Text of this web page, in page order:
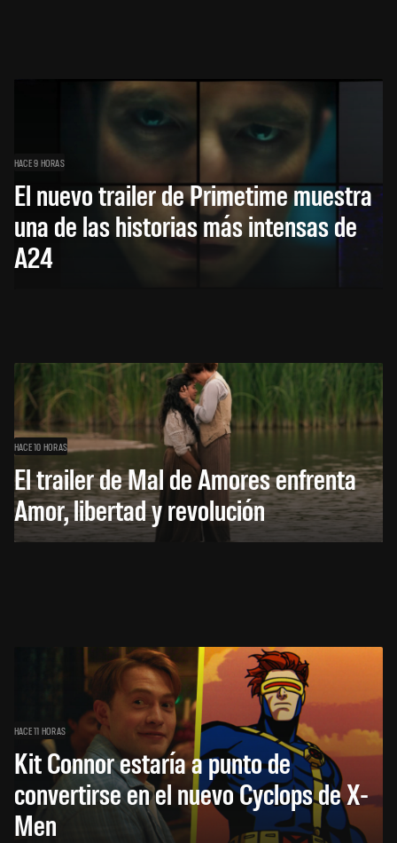
HACE 9 HORAS
El nuevo trailer de Primetime muestra
una de las historias más intensas de
A24
HACE 10 HORAS
El trailer de Mal de Amores enfrenta
Amor, libertad y revolución
HACE 11 HORAS
Kit Connor estaría a punto de
convertirse en el nuevo Cyclops de X-
Men